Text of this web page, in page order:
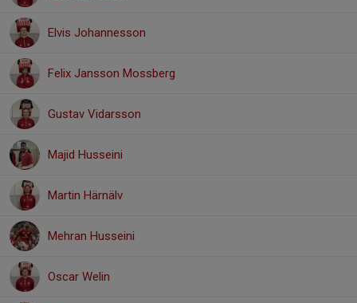
Elvis Johannesson
Felix Jansson Mossberg
Gustav Vidarsson
Majid Husseini
Martin Härnälv
Mehran Husseini
Oscar Welin